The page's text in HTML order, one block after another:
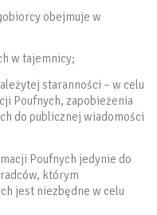
obejmuje w
w tajemnicy;
staranności – w celu
Poufnych, zapobieżenia
do publicznej wiadomości
Poufnych jedynie do
którym
jest niezbędne w celu